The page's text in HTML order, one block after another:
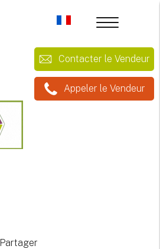
Contacter le Vendeur
Appeler le Vendeur
Partager